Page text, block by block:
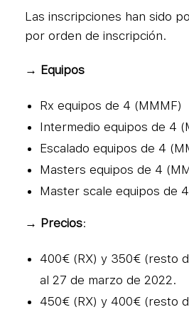
Las inscripciones han sido
por orden de inscripción.
→ Equipos
Rx equipos de 4 (MMMF)
Intermedio equipos de 4
Escalado equipos de 4
Masters equipos de 4
Master scale equipos de
→ Precios:
400€ (RX) y 350€ (resto
al 27 de marzo de 2022.
450€ (RX) y 400€ (resto